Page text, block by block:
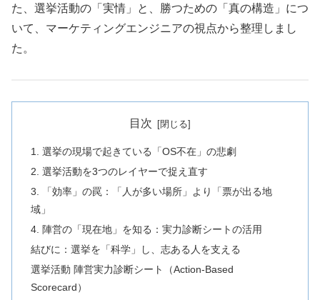
た、選挙活動の「実情」と、勝つための「真の構造」につ
いて、マーケティングエンジニアの視点から整理しまし
た。
目次
1. 選挙の現場で起きている「OS不在」の悲劇
2. 選挙活動を3つのレイヤーで捉え直す
3. 「効率」の罠：「人が多い場所」より「票が出る地
域」
4. 陣営の「現在地」を知る：実力診断シートの活用
結びに：選挙を「科学」し、志ある人を支える
選挙活動 陣営実力診断シート（Action-Based
Scorecard）